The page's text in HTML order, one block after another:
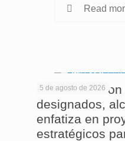
Read
5 de agosto de 2026
En reunión
designados,
enfatiza en
estratégicos